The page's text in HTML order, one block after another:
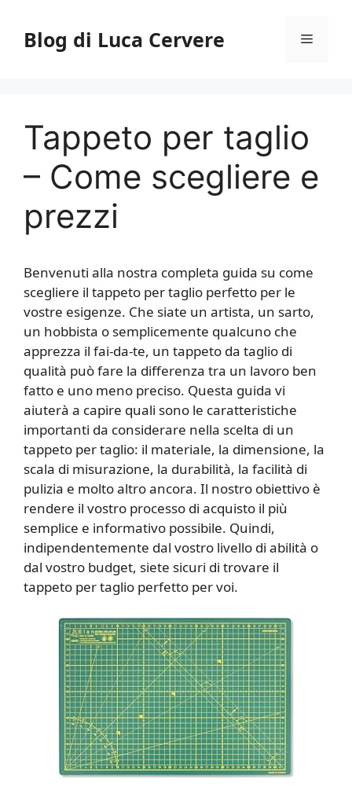
contenuto
Blog di Luca Cervere Menu
Tappeto per taglio
– Come scegliere e
prezzi
Benvenuti alla nostra completa guida su come
scegliere il tappeto per taglio perfetto per le
vostre esigenze. Che siate un artista, un sarto,
un hobbista o semplicemente qualcuno che
apprezza il fai-da-te, un tappeto da taglio di
qualità può fare la differenza tra un lavoro ben
fatto e uno meno preciso. Questa guida vi
aiuterà a capire quali sono le caratteristiche
importanti da considerare nella scelta di un
tappeto per taglio: il materiale, la dimensione, la
scala di misurazione, la durabilità, la facilità di
pulizia e molto altro ancora. Il nostro obiettivo è
rendere il vostro processo di acquisto il più
semplice e informativo possibile. Quindi,
indipendentemente dal vostro livello di abilità o
dal vostro budget, siete sicuri di trovare il
tappeto per taglio perfetto per voi.